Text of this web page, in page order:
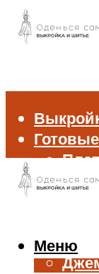
Меню